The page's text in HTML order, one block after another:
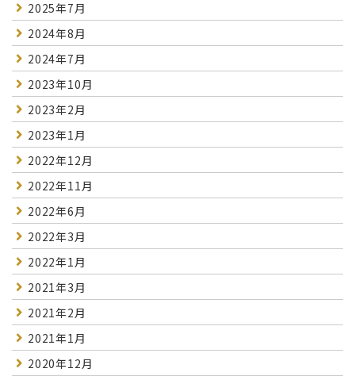
2025年7月
2024年8月
2024年7月
2023年10月
2023年2月
2023年1月
2022年12月
2022年11月
2022年6月
2022年3月
2022年1月
2021年3月
2021年2月
2021年1月
2020年12月